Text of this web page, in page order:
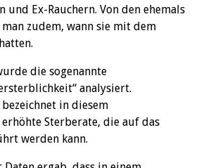
und Ex-Rauchern. Von den ehemals
man zudem, wann sie mit dem
die sogenannte
analysiert.
in diesem
Sterberate, die auf das
werden kann.